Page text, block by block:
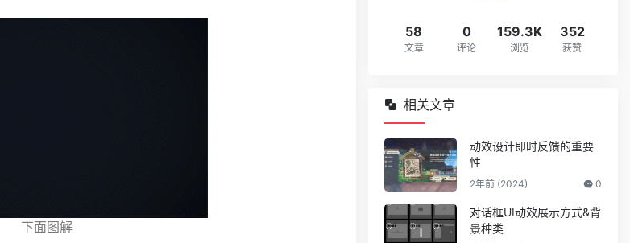
下面图解
58
文章
0
评论
159.3K
浏览
352
获赞
相关文章
动效设计即时反馈的重要
性
2年前 (2024) 0
对话框UI动效展示方式&背
景种类